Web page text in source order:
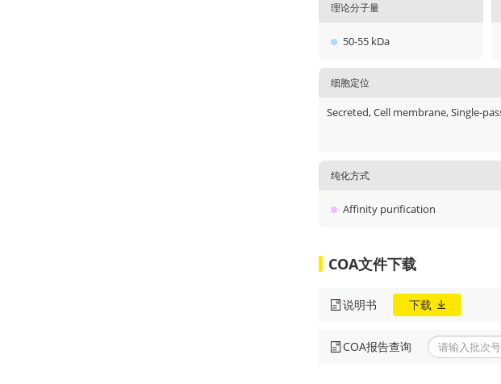
理论分子量
50-55 kDa
细胞定位
Secreted, Cell membrane, Single-
纯化方式
Affinity purification
COA文件下载
说明书 下载
COA报告查询